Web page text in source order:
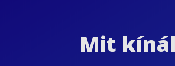
Mit